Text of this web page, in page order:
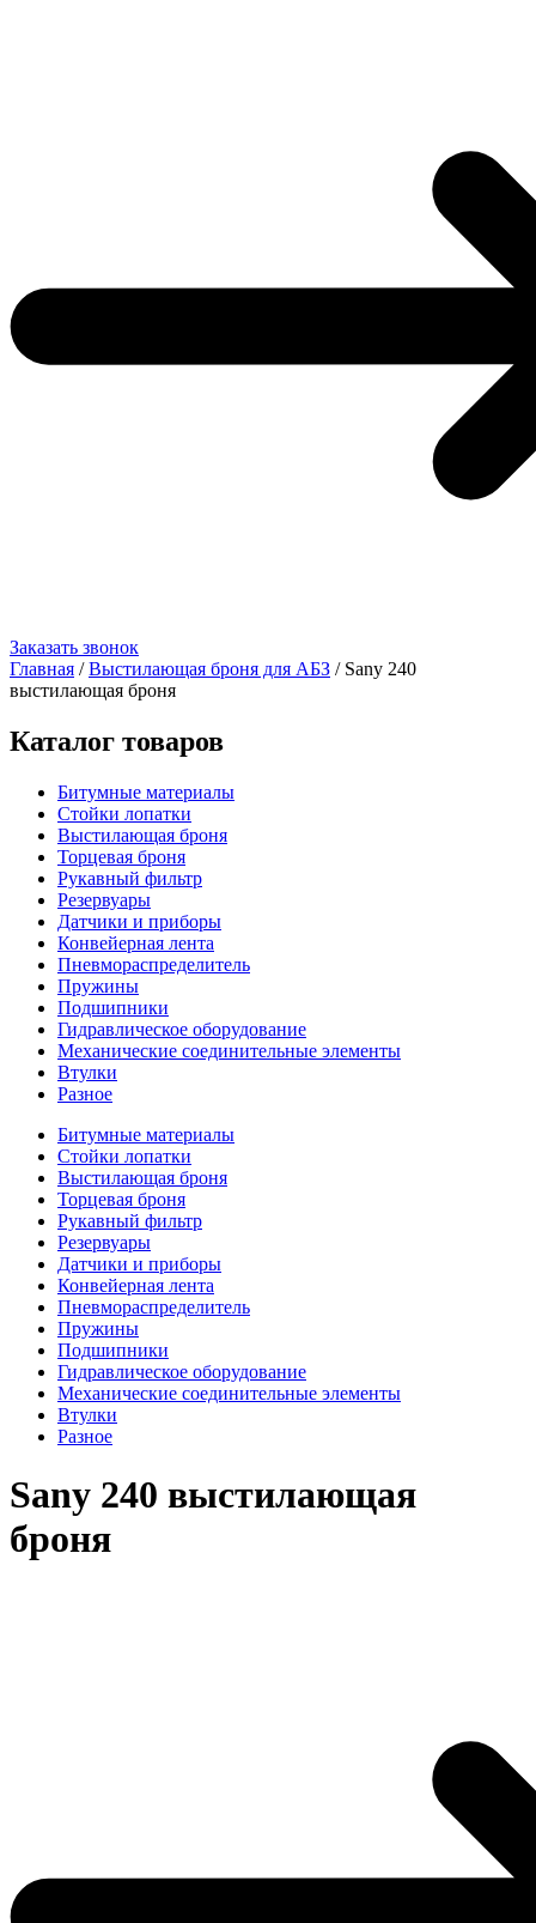
Заказать звонок
Главная /Выстилающая броня для АБЗ / Sany 240
выстилающая броня
Каталог товаров
Битумные материалы
Стойки лопатки
Выстилающая броня
Торцевая броня
Рукавный фильтр
Резервуары
Датчики и приборы
Конвейерная лента
Пневмораспределитель
Пружины
Подшипники
Гидравлическое оборудование
Механические соединительные элементы
Втулки
Разное
Битумные материалы
Стойки лопатки
Выстилающая броня
Торцевая броня
Рукавный фильтр
Резервуары
Датчики и приборы
Конвейерная лента
Пневмораспределитель
Пружины
Подшипники
Гидравлическое оборудование
Механические соединительные элементы
Втулки
Разное
Sany 240 выстилающая
броня